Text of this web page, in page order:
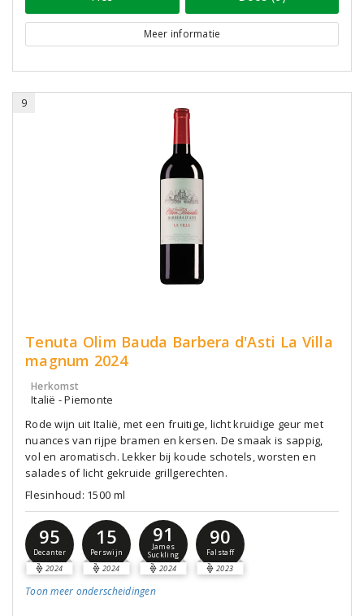
Meer informatie
9
Tenuta Olim Bauda Barbera d'Asti La Villa
magnum 2024
Herkomst
Italië - Piemonte
Rode wijn uit Italië, met een fruitige, licht kruidige geur met
nuances van rijpe bramen en kersen. De smaak is sappig,
vol en aromatisch. Lekker bij koude schotels, worsten en
salades of licht gekruide grillgerechten.
Flesinhoud: 1500 ml
95
Decanter
2024
15
Perswijn
2024
91
James
Suckling
2024
90
Falstaff
2023
Toon meer onderscheidingen